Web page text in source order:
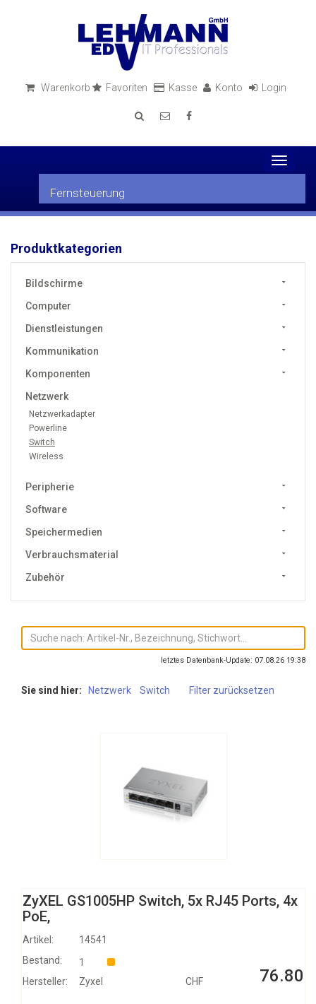
Warenkorb Favoriten Kasse Konto Login
Toggle
Fernsteuerung
Produktkategorien
Bildschirme
Computer
Dienstleistungen
Kommunikation
Komponenten
Netzwerk
Netzwerkadapter
Powerline
Switch
Wireless
Peripherie
Software
Speichermedien
Verbrauchsmaterial
Zubehör
letztes Datenbank-Update: 07.08.26 19:38
Sie sind hier: Netzwerk Switch Filter zurücksetzen
ZyXEL GS1005HP Switch, 5x RJ45 Ports, 4x
PoE,
Artikel: 14541
CHF 76.80
Bestand:
1
Hersteller:
Zyxel